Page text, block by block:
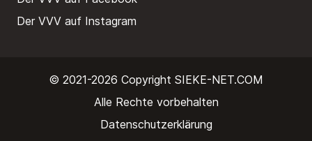
Der VVV auf Instagram
© 2021-2026 Copyright SIEKE-NET.COM
Alle Rechte vorbehalten
Datenschutzerklärung